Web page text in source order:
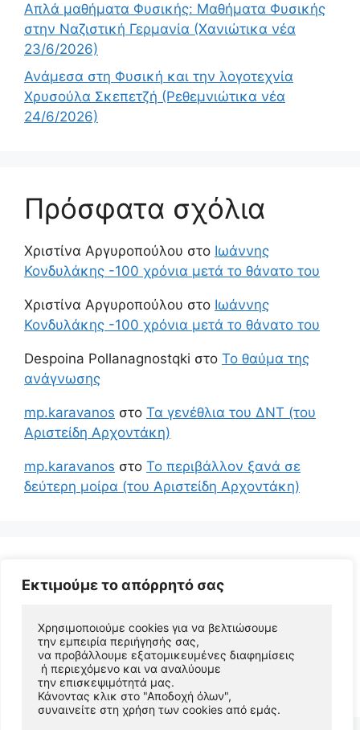
Εκτιμούμε το απόρρητό σας
Χρησιμοποιούμε cookies για να βελτιώσουμε
την εμπειρία περιήγησής σας,
να προβάλλουμε εξατομικευμένες διαφημίσεις
ή περιεχόμενο και να αναλύουμε
την επισκεψιμότητά μας.
Κάνοντας κλικ στο "Αποδοχή όλων",
συναινείτε στη χρήση των cookies από εμάς.
Απλά μαθήματα Φυσικής: Μαθήματα Φυσικής
στην Ναζιστική Γερμανία (Χανιώτικα νέα
23/6/2026)
Ανάμεσα στη Φυσική και την λογοτεχνία
Χρυσούλα Σκεπετζή (Ρεθεμνιώτικα νέα
24/6/2026)
Πρόσφατα σχόλια
Χριστίνα Αργυροπούλου στο Ιωάννης
Κονδυλάκης -100 χρόνια μετά το θάνατο του
Χριστίνα Αργυροπούλου στο Ιωάννης
Κονδυλάκης -100 χρόνια μετά το θάνατο του
Despoina Pollanagnostqki στο Το θαύμα της
ανάγνωσης
mp.karavanos στο Τα γενέθλια του ΔΝΤ (του
Αριστείδη Αρχοντάκη)
mp.karavanos στο Το περιβάλλον ξανά σε
δεύτερη μοίρα (του Αριστείδη Αρχοντάκη)
© 2026 Αριστείδης Αρχοντάκης Φυσικός Συγγραφέας
• Φτιαγμένο μεGeneratePress